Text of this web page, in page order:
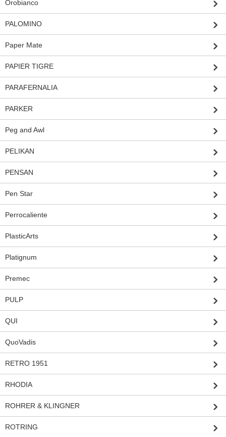
Orobianco
PALOMINO
Paper Mate
PAPIER TIGRE
PARAFERNALIA
PARKER
Peg and Awl
PELIKAN
PENSAN
Pen Star
Perrocaliente
PlasticArts
Platignum
Premec
PULP
QUI
QuoVadis
RETRO 1951
RHODIA
ROHRER & KLINGNER
ROTRING